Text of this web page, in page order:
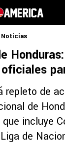
Noticias
repleto de
de
incluye
de